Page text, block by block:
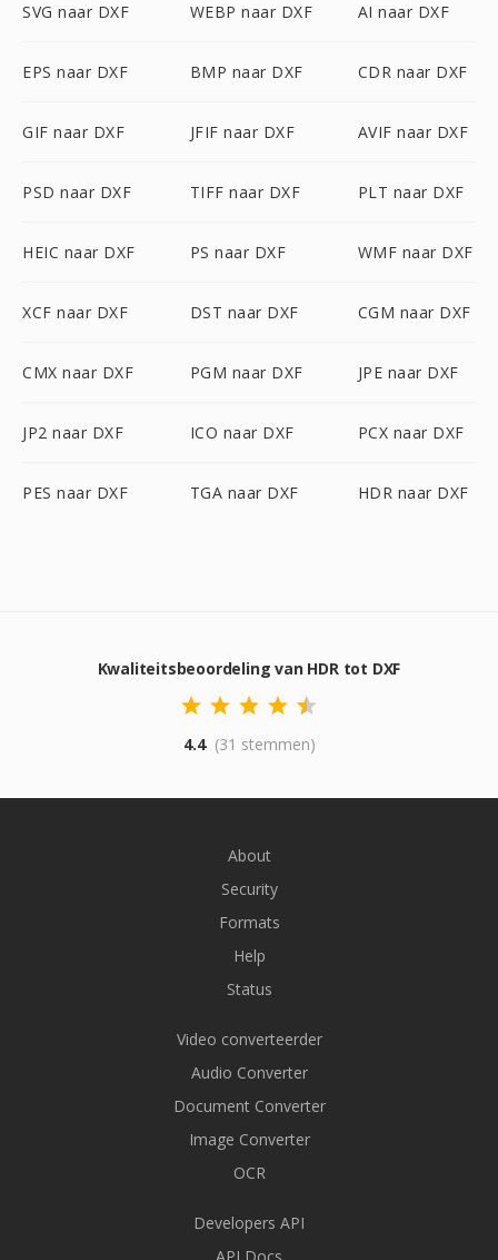
SVG naar DXF WEBP naar DXF AI naar DXF
EPS naar DXF BMP naar DXF CDR naar DXF
GIF naar DXF JFIF naar DXF AVIF naar DXF
PSD naar DXF TIFF naar DXF PLT naar DXF
HEIC naar DXF PS naar DXF WMF naar DXF
XCF naar DXF DST naar DXF CGM naar DXF
CMX naar DXF PGM naar DXF JPE naar DXF
JP2 naar DXF ICO naar DXF PCX naar DXF
PES naar DXF TGA naar DXF HDR naar DXF
Kwaliteitsbeoordeling van HDR tot DXF
4.4 (31 stemmen)
About
Security
Formats
Help
Status
Video converteerder
Audio Converter
Document Converter
Image Converter
OCR
Developers API